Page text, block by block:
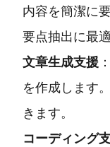
内容を簡潔に
要点抽出に最適
文章生成支援
を作成します
きます。
コーディング